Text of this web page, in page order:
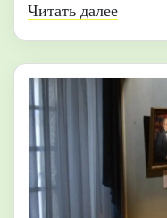
Читать далее